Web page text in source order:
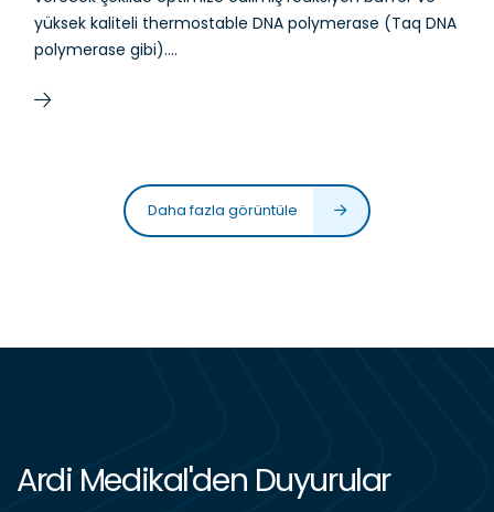
yüksek kaliteli thermostable DNA polymerase (Taq DNA
polymerase gibi)….
Daha fazla görüntüle
Ardi Medikal'den Duyurular